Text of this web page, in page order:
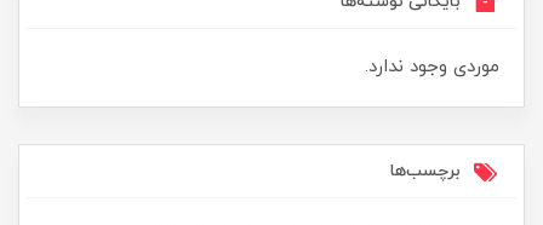
موردی وجود ندارد.
برچسب‌ها